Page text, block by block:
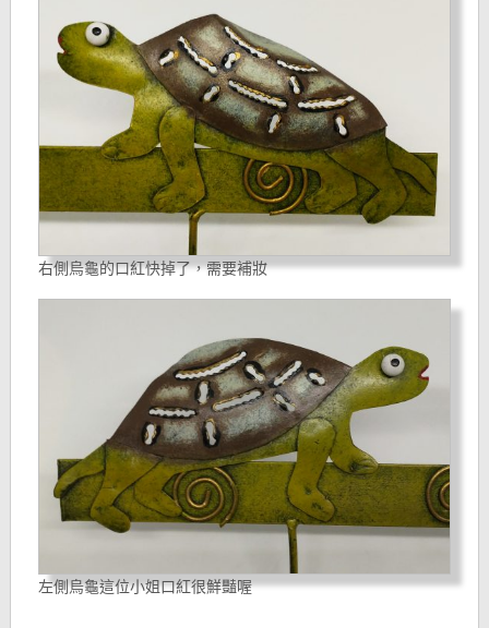
右側烏龜的口紅快掉了，需要補妝
左側烏龜這位小姐口紅很鮮豔喔